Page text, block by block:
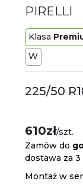
PIRELLI
Klasa
W
225/50
610zł/szt.
Zamów do
dostawa za
Montaż w